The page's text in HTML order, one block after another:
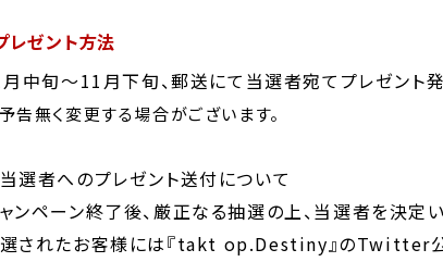
レゼント方法
中旬〜11月下旬、郵送にて当選者宛てプレゼント
告無く変更する場合がございます。
選者へのプレゼント送付について
ンペーン終了後、厳正なる抽選の上、当選者を決定い
されたお客様には『takt op.Destiny』のTwitter公